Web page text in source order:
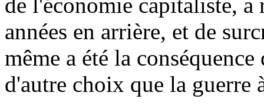
années en arrière, et de
même a été la
d'autre choix que la guerre